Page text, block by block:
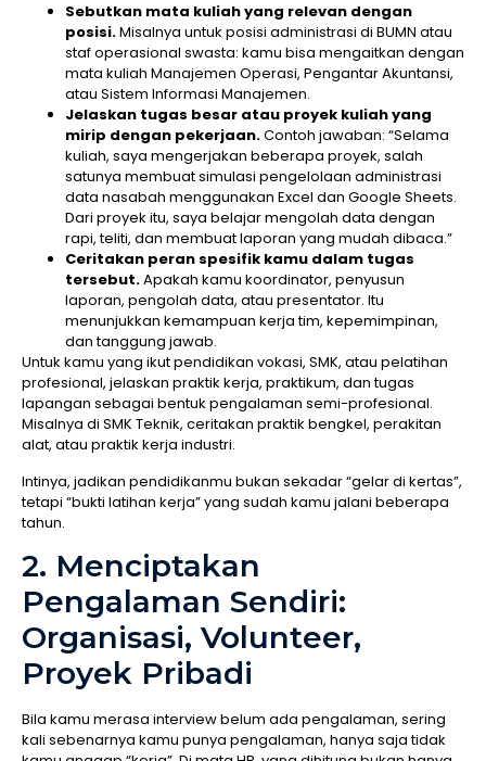
Sebutkan mata kuliah yang relevan dengan
posisi.Misalnya untuk posisi administrasi di BUMN atau
staf operasional swasta: kamu bisa mengaitkan dengan
mata kuliah Manajemen Operasi, Pengantar Akuntansi,
atau Sistem Informasi Manajemen.
Jelaskan tugas besar atau proyek kuliah yang
mirip dengan pekerjaan.Contoh jawaban: “Selama
kuliah, saya mengerjakan beberapa proyek, salah
satunya membuat simulasi pengelolaan administrasi
data nasabah menggunakan Excel dan Google Sheets.
Dari proyek itu, saya belajar mengolah data dengan
rapi, teliti, dan membuat laporan yang mudah dibaca.”
Ceritakan peran spesifik kamu dalam tugas
tersebut.Apakah kamu koordinator, penyusun
laporan, pengolah data, atau presentator. Itu
menunjukkan kemampuan kerja tim, kepemimpinan,
dan tanggung jawab.
Untuk kamu yang ikut pendidikan vokasi, SMK, atau pelatihan
profesional, jelaskan praktik kerja, praktikum, dan tugas
lapangan sebagai bentuk pengalaman semi-profesional.
Misalnya di SMK Teknik, ceritakan praktik bengkel, perakitan
alat, atau praktik kerja industri.
Intinya, jadikan pendidikanmu bukan sekadar “gelar di kertas”,
tetapi “bukti latihan kerja” yang sudah kamu jalani beberapa
tahun.
2. Menciptakan
Pengalaman Sendiri:
Organisasi, Volunteer,
Proyek Pribadi
Bila kamu merasa interview belum ada pengalaman, sering
kali sebenarnya kamu punya pengalaman, hanya saja tidak